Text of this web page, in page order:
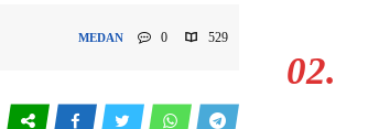
MEDAN 0 529
02.